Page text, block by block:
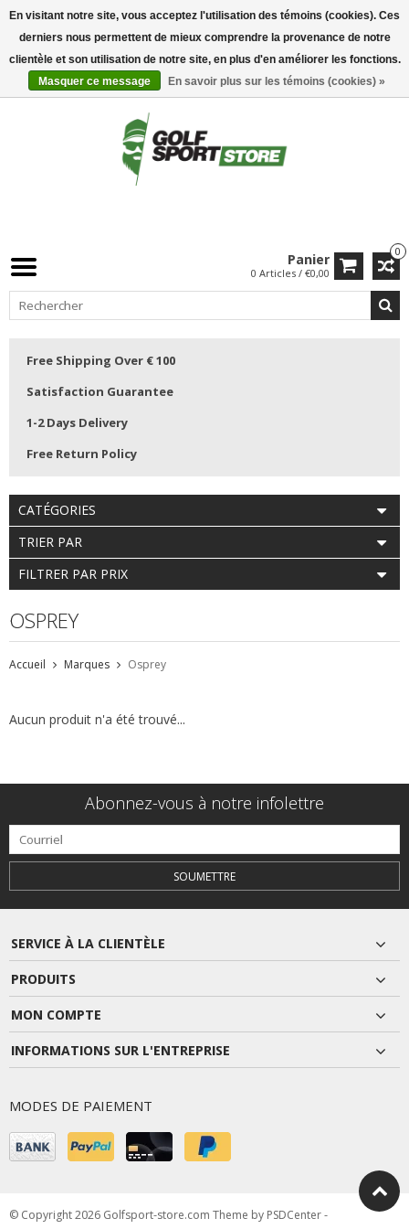
0
Panier
0 Articles / €0,00
Free Shipping Over € 100
Satisfaction Guarantee
1-2 Days Delivery
Free Return Policy
CATÉGORIES
TRIER PAR
FILTRER PAR PRIX
OSPREY
Accueil Marques Osprey
Aucun produit n'a été trouvé...
Abonnez-vous à notre infolettre
SOUMETTRE
SERVICE À LA CLIENTÈLE
PRODUITS
MON COMPTE
INFORMATIONS SUR L'ENTREPRISE
MODES DE PAIEMENT
© Copyright 2026 Golfsport-store.com Theme by PSDCenter-
En visitant notre site, vous acceptez l'utilisation des témoins (cookies). Ces
derniers nous permettent de mieux comprendre la provenance de notre
clientèle et son utilisation de notre site, en plus d'en améliorer les fonctions.
Masquer ce message
En savoir plus sur les témoins (cookies) »